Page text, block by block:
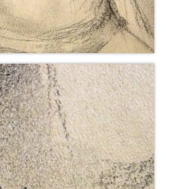
1984) Malerei und Grafik
Sprick (1901-1976)